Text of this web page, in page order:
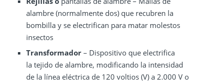
alambre (normalmente dos) que recubren la
bombilla y se electrifican para matar molestos
insectos
Transformador– Dispositivo que electrifica
la tejido de alambre, modificando la intensidad
de la línea eléctrica de 120 voltios (V) a 2.000 V o